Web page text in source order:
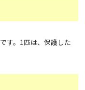
す。1匹は、保護した